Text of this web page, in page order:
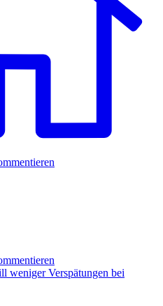
weniger Verspätungen bei